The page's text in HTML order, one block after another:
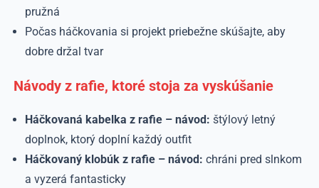
pružná
Počas háčkovania si projekt priebežne skúšajte, aby
dobre držal tvar
Návody z rafie, ktoré stoja za vyskúšanie
Háčkovaná kabelka z rafie – návod: štýlový letný
doplnok, ktorý doplní každý outfit
Háčkovaný klobúk z rafie – návod: chráni pred slnkom
a vyzerá fantasticky